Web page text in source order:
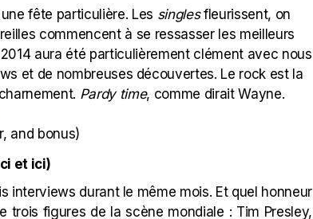
fête particulière. Les singlesfleurissent, on
commencent à se ressasser les meilleurs
aura été particulièrement clément avec nous
et de nombreuses découvertes. Le rock est la
Pardy time, comme diraitWayne.
, and bonus)
et ici)
interviews durant le même mois. Et quel honneur
trois figures de la scène mondiale : Tim Presley,